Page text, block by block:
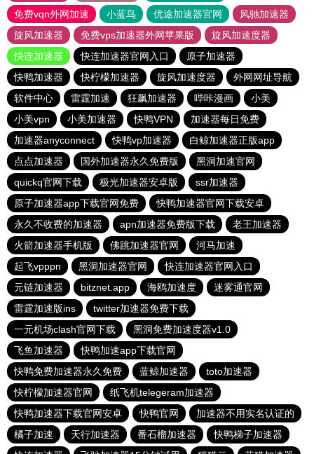
免费vqn外网加速
小蓝鸟 优途加速器官网
风驰加速器
旋风加速器
免费vps加速器外网苹果版
旋风加速度器
快连加速器
快连加速器官网入口
原子加速器
快鸭加速器
快柠檬加速器 旋风加速度器
外网网址导航
软件中心
雷霆加速 狂飙加速器 哔咔漫画
小美
小美vpn
小美加速器 快鸭VPN
加速器每日免费
加速器anyconnect
快鸭vp加速器
白鲸加速器正版app
点点加速器
国外加速器永久免费版
黑洞加速官网
quickq官网下载
极光加速器安卓版
ssr加速器
原子加速器app下载官网免费
快鸭加速器官网下载安卓
永久不收费的加速器
apn加速器免费版下载
老王加速器
火箭加速器手机版
佛跳加速器官网
河马加速
起飞vpppn
黑洞加速器官网
快连加速器官网入口
元链加速器
bitznet.app 海鸥加速度
迷雾通官网
雷霆加速版ins
twitter加速器免费下载
一元机场clash官网下载
黑洞免费加速度器v1.0
飞鱼加速器
快鸭加速app下载官网
快鸭免费加速器永久免费
蓝鲸加速器
toto加速器
快柠檬加速器官网
纸飞机telegeram加速器
快鸭加速器下载官网安卓
快鸭官网
加速器不用实名认证的
橘子加速
天行加速器 番石榴加速器
快鸭梯子加速器